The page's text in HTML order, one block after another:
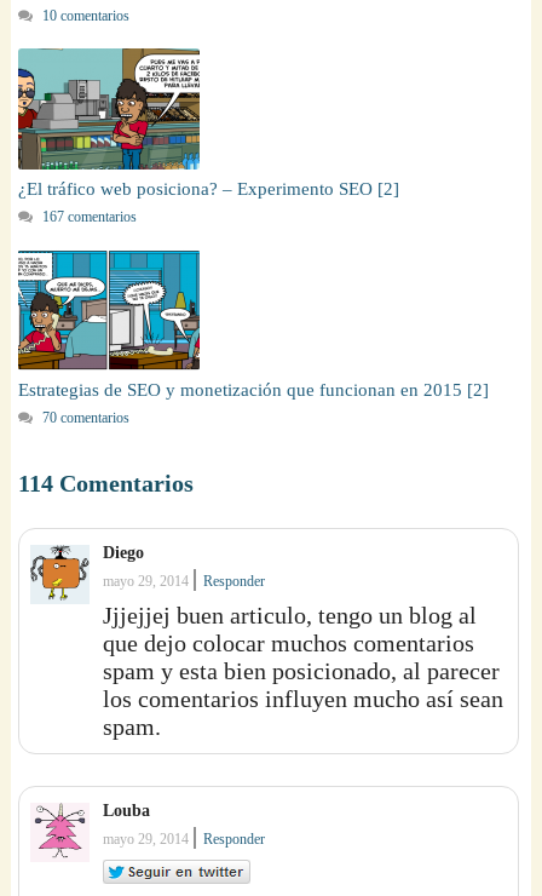
10 comentarios
¿El tráfico web posiciona? – Experimento SEO [2]
167 comentarios
Estrategias de SEO y monetización que funcionan en 2015 [2]
70 comentarios
114 Comentarios
Diego
mayo 29, 2014 |Responder
Jjjejjej buen articulo, tengo un blog al
que dejo colocar muchos comentarios
spam y esta bien posicionado, al parecer
los comentarios influyen mucho así sean
spam.
Louba
mayo 29, 2014 |Responder